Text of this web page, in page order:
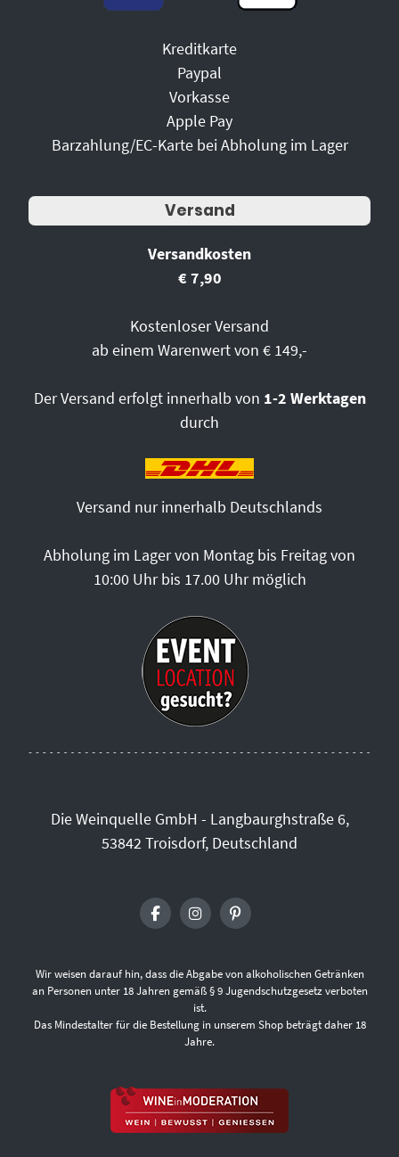
Kreditkarte
Paypal
Vorkasse
Apple Pay
Barzahlung/EC-Karte bei Abholung im Lager
Versand
Versandkosten
€ 7,90
Kostenloser Versand
ab einem Warenwert von € 149,-
Der Versand erfolgt innerhalb von 1-2 Werktagen
durch
Versand nur innerhalb Deutschlands
Abholung im Lager von Montag bis Freitag von
10:00 Uhr bis 17.00 Uhr möglich
Die Weinquelle GmbH - Langbaurghstraße 6,
53842 Troisdorf, Deutschland
Wir weisen darauf hin, dass die Abgabe von alkoholischen Getränken
an Personen unter 18 Jahren gemäß § 9 Jugendschutzgesetz verboten
ist.
Das Mindestalter für die Bestellung in unserem Shop beträgt daher 18
Jahre.